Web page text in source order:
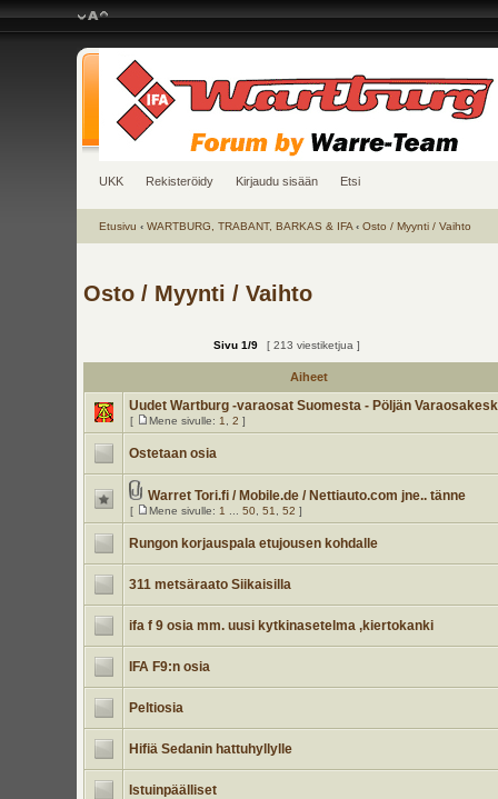
UKK Rekisteröidy Kirjaudu sisään Etsi
Etusivu ‹ WARTBURG, TRABANT, BARKAS & IFA ‹ Osto / Myynti / Vaihto
Osto / Myynti / Vaihto
Sivu 1/9 [ 213 viestiketjua ]
Aiheet
Uudet Wartburg -varaosat Suomesta - Pöljän
[ Mene sivulle: 1 2 ]
Ostetaan osia
Warret Tori.fi / Mobile.de / Nettiauto.com jne.. tänne
[ Mene sivulle: 1 50, 51 52 ]
Rungon korjauspala etujousen kohdalle
311 metsäraato Siikaisilla
ifa f 9 osia mm. uusi kytkinasetelma ,kiertokanki
IFA F9:n osia
Peltiosia
Hifiä Sedanin hattuhyllylle
Istuinpäälliset